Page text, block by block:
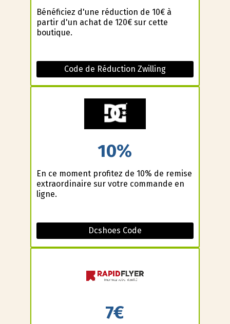
Bénéficiez d'une réduction de 10€ à
partir d'un achat de 120€ sur cette
boutique.
Code de Réduction Zwilling
10%
En ce moment profitez de 10% de remise
extraordinaire sur votre commande en
ligne.
Dcshoes Code
7€